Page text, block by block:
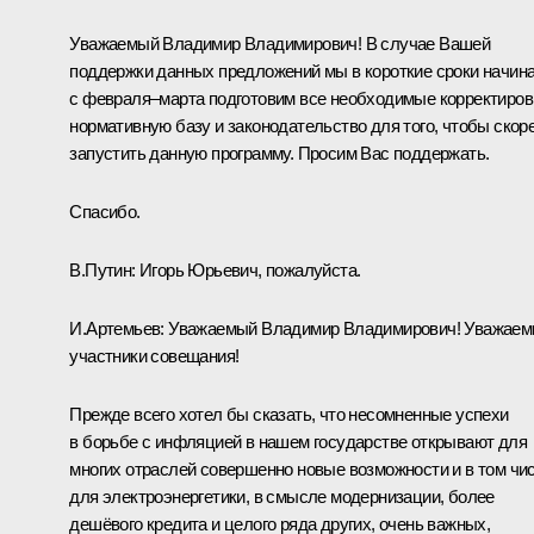
Уважаемый Владимир Владимирович! В случае Вашей
поддержки данных предложений мы в короткие сроки
с февраля–марта подготовим все необходимые
нормативную базу и законодательство для того, чтобы
запустить данную программу. Просим Вас поддержать.
Спасибо.
В.Путин: Игорь Юрьевич, пожалуйста.
И.Артемьев: Уважаемый Владимир Владимирович!
участники совещания!
Прежде всего хотел бы сказать, что несомненные успехи
в борьбе с инфляцией в нашем государстве открывают для
многих отраслей совершенно новые возможности и в том
для электроэнергетики, в смысле модернизации, более
дешёвого кредита и целого ряда других, очень важных,